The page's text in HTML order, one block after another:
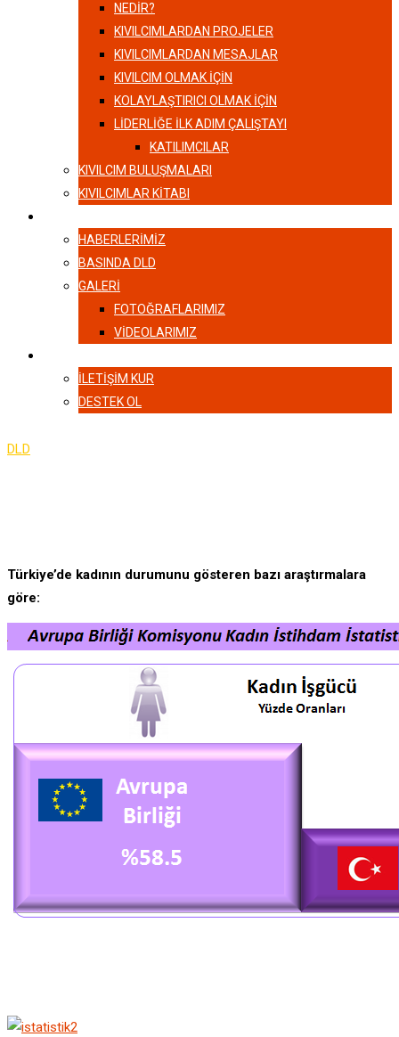
NEDİR?
KIVILCIMLARDAN PROJELER
KIVILCIMLARDAN MESAJLAR
KIVILCIM OLMAK İÇİN
KOLAYLAŞTIRICI OLMAK İÇİN
LIDERLIĞE İLK ADIM ÇALIŞTAYI
KATILIMCILAR
KIVILCIM BULUŞMALARI
KIVILCIMLAR KITABI
HABERLERIMIZ
BASINDA DLD
GALERI
FOTOĞRAFLARIMIZ
VIDEOLARIMIZ
İLETIŞIM KUR
DESTEK OL
DLD
Türkiye’de kadının durumunu gösteren bazı araştırmalara
göre: